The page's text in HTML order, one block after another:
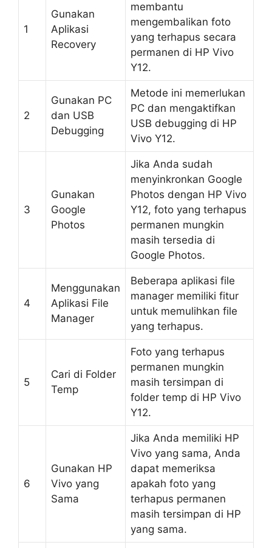
1
Gunakan
Aplikasi
Recovery
membantu
mengembalikan foto
yang terhapus secara
permanen di HP Vivo
Y12.
2
Gunakan PC
dan USB
Debugging
Metode ini memerlukan
PC dan mengaktifkan
USB debugging di HP
Vivo Y12.
3
Gunakan
Google
Photos
Jika Anda sudah
menyinkronkan Google
Photos dengan HP Vivo
Y12, foto yang terhapus
permanen mungkin
masih tersedia di
Google Photos.
4
Menggunakan
Aplikasi File
Manager
Beberapa aplikasi file
manager memiliki fitur
untuk memulihkan file
yang terhapus.
5
Cari di Folder
Temp
Foto yang terhapus
permanen mungkin
masih tersimpan di
folder temp di HP Vivo
Y12.
6
Gunakan HP
Vivo yang
Sama
Jika Anda memiliki HP
Vivo yang sama, Anda
dapat memeriksa
apakah foto yang
terhapus permanen
masih tersimpan di HP
yang sama.